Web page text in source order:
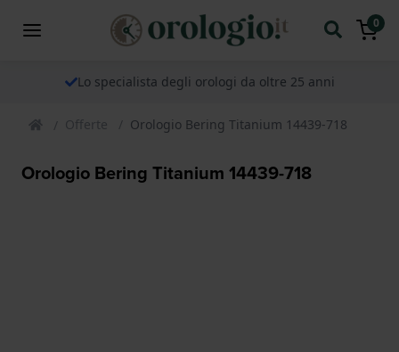
0
Lo specialista degli orologi da oltre 25 anni
Offerte Orologio Bering Titanium 14439-718
Orologio Bering Titanium 14439-718